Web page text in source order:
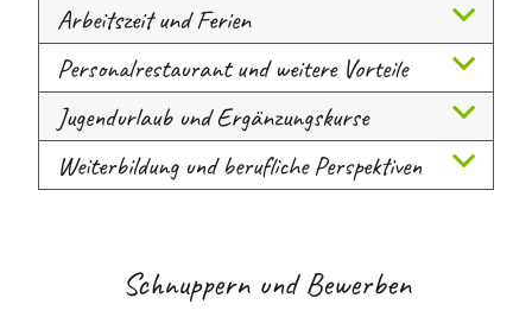
Arbeitszeit und Ferien
Personalrestaurant und weitere Vorteile
Jugendurlaub und Ergänzungskurse
Weiterbildung und berufliche Perspektiven
Schnuppern und Bewerben